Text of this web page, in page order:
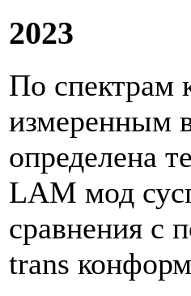
2023
По спектрам
измеренным
определена
LAM мод
сравнения с
trans